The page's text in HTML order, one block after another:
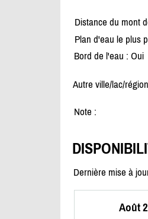
Distance du mont
Plan d'eau le plus
Bord de l'eau : Oui
Autre ville/lac/
Note :
Dernière mise à
Août